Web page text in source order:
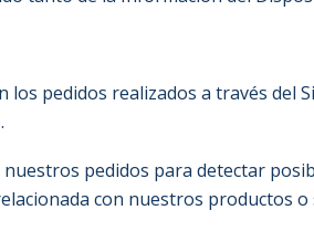
pedidos realizados a través del
pedidos para detectar
con nuestros productos o